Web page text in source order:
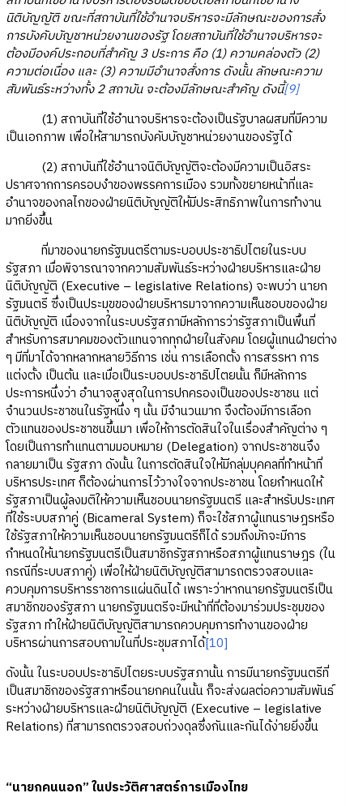
นิติบัญญัติ ขณะที่สถาบันที่ใช้อำนาจบริหารจะมีลักษณะของการสั่ง
การบังคับบัญชาหน่วยงานของรัฐ โดยสถาบันที่ใช้อำนาจบริหารจะ
ต้องมีองค์ประกอบที่สำคัญ 3 ประการ คือ (1) ความคล่องตัว (2)
ความต่อเนื่อง และ (3) ความมีอำนาจสั่งการ ดังนั้น ลักษณะความ
สัมพันธ์ระหว่างทั้ง 2 สถาบัน จะต้องมีลักษณะสำคัญ ดังนี้[9]
(1) สถาบันที่ใช้อำนาจบริหารจะต้องเป็นรัฐบาลผสมที่มีความ
เป็นเอกภาพ เพื่อให้สามารถบังคับบัญชาหน่วยงานของรัฐได้
(2) สถาบันที่ใช้อำนาจนิติบัญญัติจะต้องมีความเป็นอิสระ
ปราศจากการครอบงำของพรรคการเมือง รวมทั้งขยายหน้าที่และ
อำนาจของกลไกของฝ่ายนิติบัญญัติให้มีประสิทธิภาพในการทำงาน
มากยิ่งขึ้น
ที่มาของนายกรัฐมนตรีตามระบอบประชาธิปไตยในระบบ
รัฐสภา เมื่อพิจารณาจากความสัมพันธ์ระหว่างฝ่ายบริหารและฝ่าย
นิติบัญญัติ (Executive – legislative Relations) จะพบว่า นายก
รัฐมนตรี ซึ่งเป็นประมุขของฝ่ายบริหารมาจากความเห็นชอบของฝ่าย
นิติบัญญัติ เนื่องจากในระบบรัฐสภามีหลักการว่ารัฐสภาเป็นพื้นที่
สำหรับการสมาคมของตัวแทนจากทุกฝ่ายในสังคม โดยผู้แทนฝ่ายต่าง
ๆ มีที่มาได้จากหลากหลายวิธีการ เช่น การเลือกตั้ง การสรรหา การ
แต่งตั้ง เป็นต้น และเมื่อเป็นระบอบประชาธิปไตยนั้น ก็มีหลักการ
ประการหนึ่งว่า อำนาจสูงสุดในการปกครองเป็นของประชาชน แต่
จำนวนประชาชนในรัฐหนึ่ง ๆ นั้น มีจำนวนมาก จึงต้องมีการเลือก
ตัวแทนของประชาชนขึ้นมา เพื่อให้การตัดสินใจในเรื่องสำคัญต่าง ๆ
โดยเป็นการทำแทนตามมอบหมาย (Delegation) จากประชาชนจึง
กลายมาเป็น รัฐสภา ดังนั้น ในการตัดสินใจให้มีกลุ่มบุคคลที่ทำหน้าที่
บริหารประเทศ ก็ต้องผ่านการไว้วางใจจากประชาชน โดยกำหนดให้
รัฐสภาเป็นผู้ลงมติให้ความเห็นชอบนายกรัฐมนตรี และสำหรับประเทศ
ที่ใช้ระบบสภาคู่ (Bicameral System) ก็จะใช้สภาผู้แทนราษฎรหรือ
ใช้รัฐสภาให้ความเห็นชอบนายกรัฐมนตรีก็ได้ รวมถึงมักจะมีการ
กำหนดให้นายกรัฐมนตรีเป็นสมาชิกรัฐสภาหรือสภาผู้แทนราษฎร (ใน
กรณีที่ระบบสภาคู่) เพื่อให้ฝ่ายนิติบัญญัติสามารถตรวจสอบและ
ควบคุมการบริหารราชการแผ่นดินได้ เพราะว่าหากนายกรัฐมนตรีเป็น
สมาชิกของรัฐสภา นายกรัฐมนตรีจะมีหน้าที่ที่ต้องมาร่วมประชุมของ
รัฐสภา ทำให้ฝ่ายนิติบัญญัติสามารถควบคุมการทำงานของฝ่าย
บริหารผ่านการสอบถามในที่ประชุมสภาได้[10]
ดังนั้น ในระบอบประชาธิปไตยระบบรัฐสภานั้น การมีนายกรัฐมนตรีที่
เป็นสมาชิกของรัฐสภาหรือนายกคนในนั้น ก็จะส่งผลต่อความสัมพันธ์
ระหว่างฝ่ายบริหารและฝ่ายนิติบัญญัติ (Executive – legislative
Relations) ที่สามารถตรวจสอบถ่วงดุลซึ่งกันและกันได้ง่ายยิ่งขึ้น
“นายกคนนอก” ในประวัติศาสตร์การเมืองไทย